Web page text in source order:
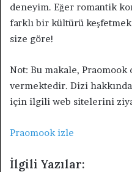
deneyim. Eğer romantik
farklı bir kültürü
size göre!
Not: Bu makale,
vermektedir. Dizi
için ilgili web sitelerini
Praomook izle
İlgili Yazılar: